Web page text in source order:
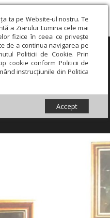
ta pe Website-ul nostru. Te
a Ziarului Lumina cele mai
fizice în ceea ce privește
de a continua navigarea pe
Politicii de Cookie. Prin
cookie conform Politicii de
instrucțiunile din Politica
Accept